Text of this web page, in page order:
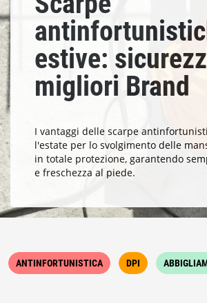
estive:
migliori Brand
I vantaggi delle scarpe
l'estate per lo svolgimento delle
in totale protezione, garantendo
e freschezza al piede.
ANTINFORTUNISTICA DPI